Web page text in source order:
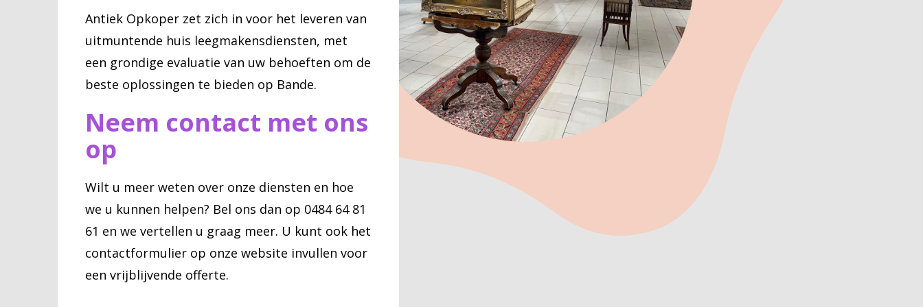
Antiek Opkoper zet zich in voor het leveren van
uitmuntende huis leegmakensdiensten, met
een grondige evaluatie van uw behoeften om de
beste oplossingen te bieden op Bande.
Neem contact met ons
op
Wilt u meer weten over onze diensten en hoe
we u kunnen helpen? Bel ons dan op 0484 64 81
61 en we vertellen u graag meer. U kunt ook het
contactformulier op onze website invullen voor
een vrijblijvende offerte.